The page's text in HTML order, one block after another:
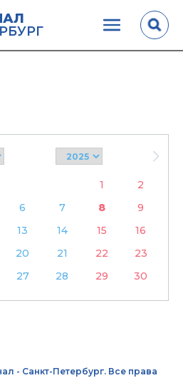
1
2
6 7 8
9
13 14 15
16
20 21 22
23
27 28 29 30
- Санкт-Петербург. Все права